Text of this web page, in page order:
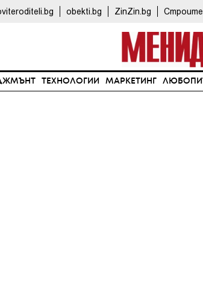
obekti.bg ZinZin.bg
ТЕХНОЛОГИИ МАРКЕТИНГ